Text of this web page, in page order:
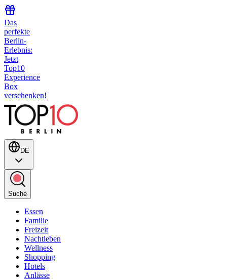
Das
perfekte
Berlin-
Erlebnis:
Jetzt
Top10
Experience
Box
verschenken!
DE
Suche
Essen
Familie
Freizeit
Nachtleben
Wellness
Shopping
Hotels
Anlässe